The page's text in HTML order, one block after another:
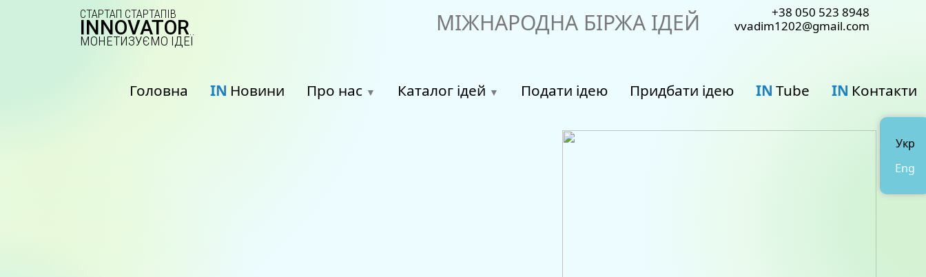
Укр
Eng
СТАРТАП СТАРТАПІВ
INNOVATOR
МОНЕТИЗУЄМО ІДЕЇ
МІЖНАРОДНА БІРЖА ІДЕЙ
+38 050 523 8948
vvadim1202@gmail.com
Головна IN Новини Про нас Каталог ідей Подати ідею Придбати ідею IN Tube IN Контакти